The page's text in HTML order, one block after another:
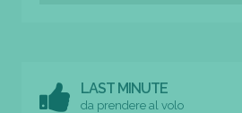
LAST MINUTE
da prendere al volo